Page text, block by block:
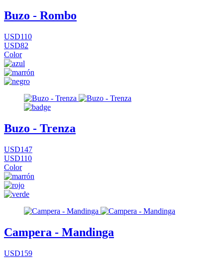
Buzo - Rombo
USD110
USD82
Color
Buzo - Trenza
USD147
USD110
Color
Campera - Mandinga
USD159